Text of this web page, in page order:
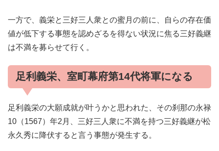
一方で、義栄と三好三人衆との蜜月の前に、自らの存在価
値が低下する事態を認めざるを得ない状況に焦る三好義継
は不満を募らせて行く。
足利義栄、室町幕府第14代将軍になる
足利義栄の大願成就が叶うかと思われた、その刹那の永禄
10（1567）年2月、三好三人衆に不満を持つ三好義継が松
永久秀に降伏すると言う事態が発生する。